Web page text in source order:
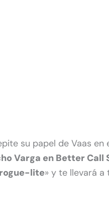
su papel de Vaas en
Varga en Better Call
lite» y te llevará a